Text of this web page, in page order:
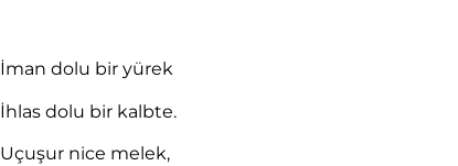
İman dolu bir yürek
İhlas dolu bir kalbte.
Uçuşur nice melek,